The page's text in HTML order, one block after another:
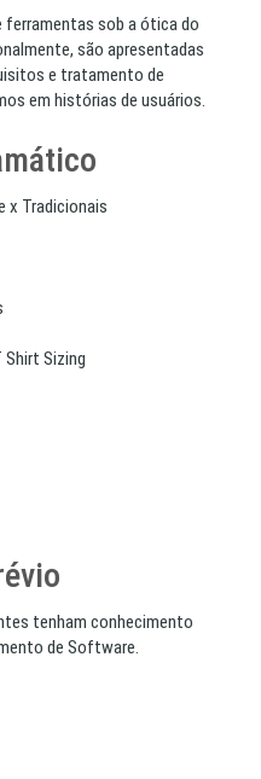
ferramentas sob a ótica do
são apresentadas
e tratamento de
em histórias de usuários.
x Tradicionais
Shirt Sizing
tenham conhecimento
de Software.